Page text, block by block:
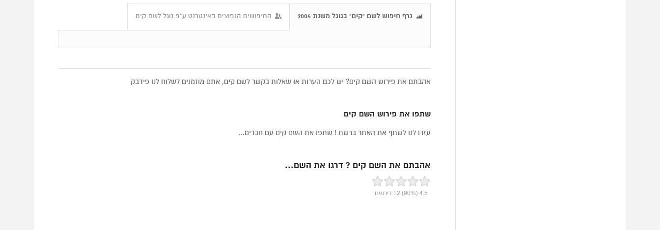
גרף חיפוש לשם "קים" בגוגל משנת 2004 החיפושים הנפוצים באינטרנט ע"פ גוגל לשם קים
אהבתם את פירוש השם קים? יש לכם הערות או שאלות בקשר לשם קים, אתם מוזמנים לשלוח לנו פידבק
שתפו את פירוש השם קים
עזרו לנו לשתף את האתר ברשת ! שתפו את השם קים עם חברים...
אהבתם את השם קים ? דרגו את השם...
4.5
(90%)
12 דירוגים